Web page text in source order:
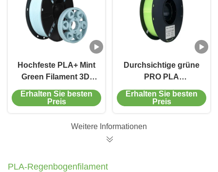
Hochfeste PLA+ Mint
Green Filament 3D-
Druckerfilament für
und Leistung 1000g
Erhalten Sie besten
Preis
Durchsichtige grüne
PRO PLA
professionelle 3D-
Druckerfilament für
Erhalten Sie besten
Preis
Weitere Informationen
PLA-Regenbogenfilament